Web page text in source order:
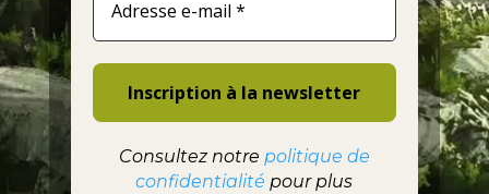
Consultez notre politique de
confidentialité pour plus